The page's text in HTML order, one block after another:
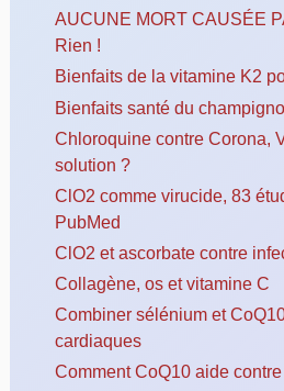
AUCUNE MORT CAUSÉE
Rien !
Bienfaits de la vitamine K2
Bienfaits santé du
Chloroquine contre Corona,
solution ?
ClO2 comme virucide, 83
PubMed
ClO2 et ascorbate contre
Collagène, os et vitamine C
Combiner sélénium et
cardiaques
Comment CoQ10 aide